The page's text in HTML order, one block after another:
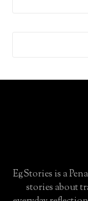
EgStories is a
stories about